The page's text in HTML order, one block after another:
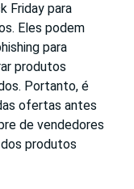
Friday para
Eles podem
para
produtos
Portanto, é
ofertas antes
de vendedores
produtos